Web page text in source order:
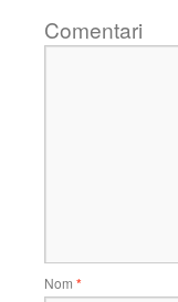
Comentari
Nom *